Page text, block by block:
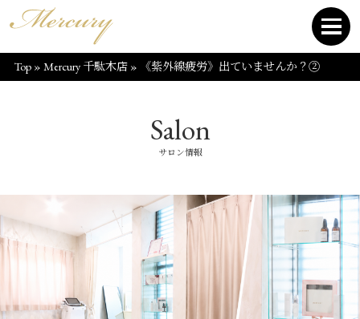
Top» Mercury 千駄木店» 《紫外線疲労》出ていませんか？②
Salon
サロン情報